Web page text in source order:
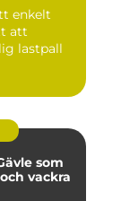
enkelt
att
lastpall
som
vackra